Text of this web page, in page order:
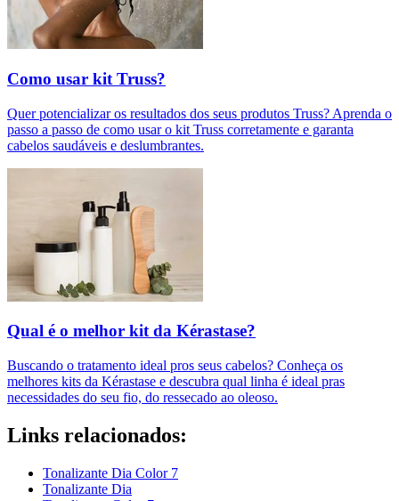
Como usar kit Truss?
Quer potencializar os resultados dos seus produtos Truss? Aprenda o
passo a passo de como usar o kit Truss corretamente e garanta
cabelos saudáveis e deslumbrantes.
Qual é o melhor kit da Kérastase?
Buscando o tratamento ideal pros seus cabelos? Conheça os
melhores kits da Kérastase e descubra qual linha é ideal pras
necessidades do seu fio, do ressecado ao oleoso.
Links relacionados:
Tonalizante Dia Color 7
Tonalizante Dia